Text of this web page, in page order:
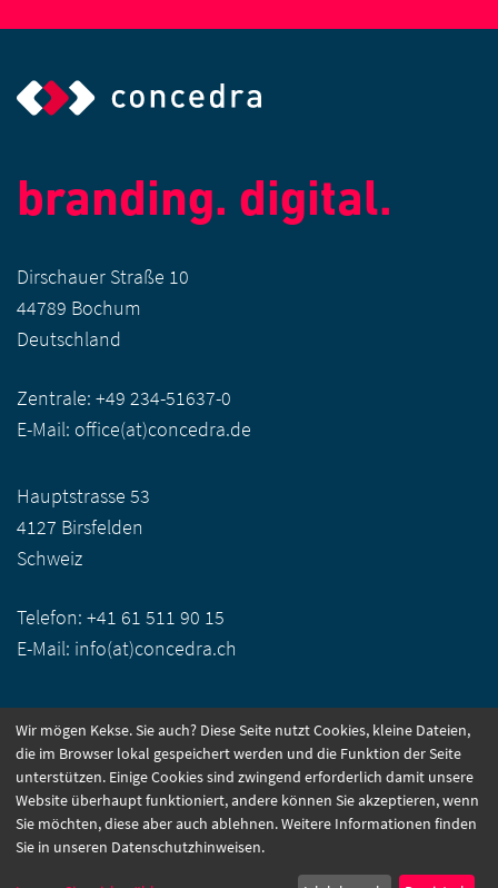
branding. digital.
Dirschauer Straße 10
44789 Bochum
Deutschland
Zentrale: +49 234-51637-0
E-Mail: office(at)concedra.de
Hauptstrasse 53
4127 Birsfelden
Schweiz
Telefon: +41 61 511 90 15
E-Mail: info(at)concedra.ch
CONNECT WITH US:
Facebook LinkedIn Instagram
Wir mögen Kekse. Sie auch? Diese Seite nutzt Cookies, kleine Dateien,
die im Browser lokal gespeichert werden und die Funktion der Seite
unterstützen. Einige Cookies sind zwingend erforderlich damit unsere
Website überhaupt funktioniert, andere können Sie akzeptieren, wenn
Sie möchten, diese aber auch ablehnen. Weitere Informationen finden
Sie in unseren Datenschutzhinweisen.